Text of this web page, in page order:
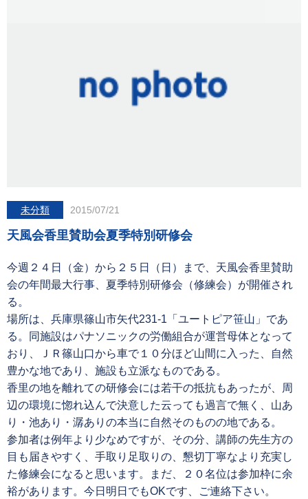
未分類 2015/07/21
天風会香里賛助会夏季特別研修会
今週２４日（金）から２５日（日）まで、天風会香里賛助
会の年間最大行事、夏季特別研修会（修練会）が開催され
る。
場所は、兵庫県篠山市矢代231-1「ユートピア笹山」であ
る。同施設はパナソニックの労働組合が運営母体となって
おり、ＪＲ篠山口から車で１０分ほど山間に入った、自然
豊かな地であり、施設も立派なものである。
香里の地を離れての研修会には若干の抵抗もあったが、周
辺の環境に惚れ込んで決意した云っても過言で無く、山あ
り・池あり・潺ありの本当に自然そのものの地である。
参加者は例年より少なめですが、その分、講師の先生方の
目も届きやすく、手取り足取りの、懇切丁寧なより充実し
た修練会になると思います。まだ、２０名位は参加枠に余
裕があります。今日明日でもOKです、ご連絡下さい。